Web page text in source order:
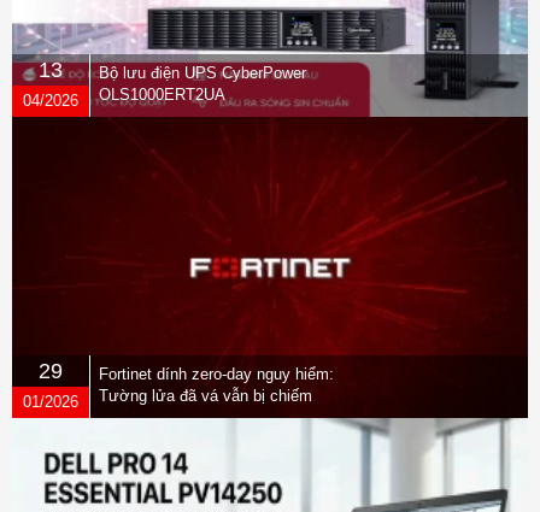
Camera
1024); WXGA(1280 x 768);
HD(1280 x 720); XGA(1024 x
768); SVGA(800 x 600)
Content video resolution (output):
UHD(3840 x 2160); HD(1920 x
1080); WSXGA+ (1680 x 1050);
SXGA+
(1400 x 1050); SXGA(1280 x
1024); HD(1280 x 720); XGA(1024
x 768)
Content sharing: AppleAirPlay;
Miracast; Digital Whiteboarding;
Video frame rate: 5–60 fps (up to
4K resolution at 15 fps in call)
Lens privacy capabilities:
Camera range (metric): Up to 6.1
13
04/2026
Bộ lưu điện UPS CyberPower
OLS1000ERT2UA
29
01/2026
Fortinet dính zero-day nguy hiểm:
Tường lửa đã vá vẫn bị chiếm
quyền